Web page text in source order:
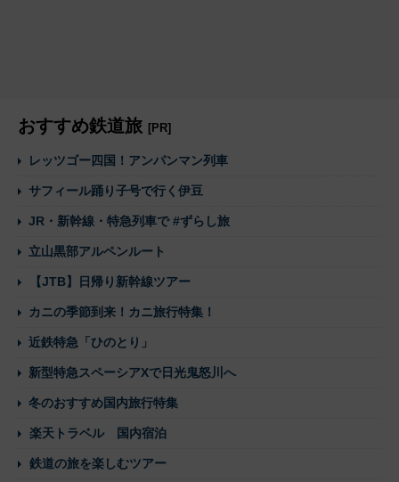
おすすめ鉄道旅 [PR]
レッツゴー四国！アンパンマン列車
サフィール踊り子号で行く伊豆
JR・新幹線・特急列車で #ずらし旅
立山黒部アルペンルート
【JTB】日帰り新幹線ツアー
カニの季節到来！カニ旅行特集！
近鉄特急「ひのとり」
新型特急スペーシアXで日光鬼怒川へ
冬のおすすめ国内旅行特集
楽天トラベル 国内宿泊
鉄道の旅を楽しむツアー